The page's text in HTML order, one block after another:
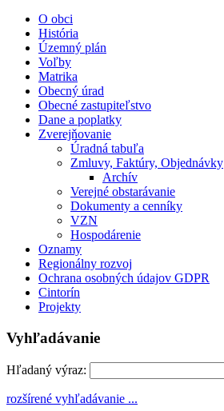
O obci
História
Územný plán
Voľby
Matrika
Obecný úrad
Obecné zastupiteľstvo
Dane a poplatky
Zverejňovanie
Úradná tabuľa
Zmluvy, Faktúry, Objednávky
Archív
Verejné obstarávanie
Dokumenty a cenníky
VZN
Hospodárenie
Oznamy
Regionálny rozvoj
Ochrana osobných údajov GDPR
Cintorín
Projekty
Vyhľadávanie
Hľadaný výraz:
rozšírené vyhľadávanie ...